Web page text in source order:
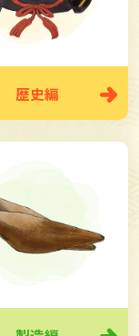
湿度が管理され
ビを
「一番カ
て発育させま
。二番カビまで
ぶし）」
歴史編